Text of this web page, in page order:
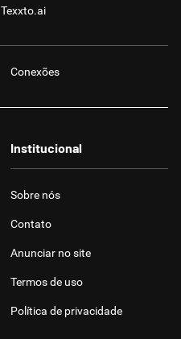
Texxto.ai
Conexões
Institucional
Sobre nós
Contato
Anunciar no site
Termos de uso
Política de privacidade